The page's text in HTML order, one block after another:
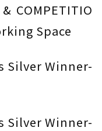
COMPETITIO
Space
Silver Winner-
Silver Winner-